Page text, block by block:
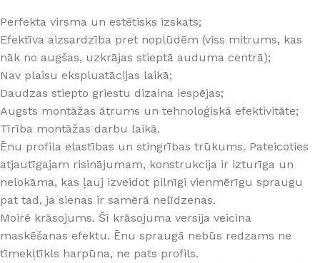
Perfekta virsma un estētisks izskats;
Efektīva aizsardzība pret noplūdēm (viss mitrums, kas
nāk no augšas, uzkrājas stieptā auduma centrā);
Nav plaisu ekspluatācijas laikā;
Daudzas stiepto griestu dizaina iespējas;
Augsts montāžas ātrums un tehnoloģiskā efektivitāte;
Tīrība montāžas darbu laikā.
Ēnu profila elastības un stingrības trūkums. Pateicoties
atjautīgajam risinājumam, konstrukcija ir izturīga un
nelokāma, kas ļauj izveidot pilnīgi vienmērīgu spraugu
pat tad, ja sienas ir samērā nelīdzenas.
Moirē krāsojums. Šī krāsojuma versija veicina
maskēšanas efektu. Ēnu spraugā nebūs redzams ne
tīmekļtīkls harpūna, ne pats profils.